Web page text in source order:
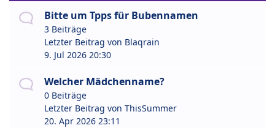
Bitte um Tpps für Bubennamen
3 Beiträge
Letzter Beitrag von Blaqrain
9. Jul 2026 20:30
Welcher Mädchenname?
0 Beiträge
Letzter Beitrag von ThisSummer
20. Apr 2026 23:11